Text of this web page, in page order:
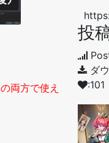
両方で使え
投
ダ
:101